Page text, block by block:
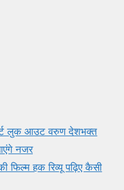
लुक आउट वरुण देशभक्त
नजर
फिल्म हक रिव्यू पढ़िए कैसी